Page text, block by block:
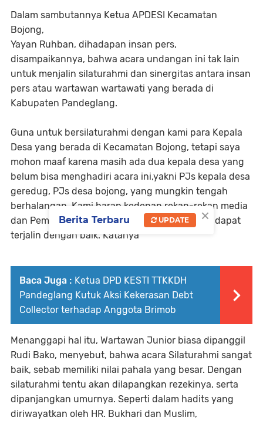
Dalam sambutannya Ketua APDESI Kecamatan
Bojong,
Yayan Ruhban, dihadapan insan pers,
disampaikannya, bahwa acara undangan ini tak lain
untuk menjalin silaturahmi dan sinergitas antara insan
pers atau wartawan wartawati yang berada di
Kabupaten Pandeglang.
Guna untuk bersilaturahmi dengan kami para Kepala
Desa yang berada di Kecamatan Bojong, tetapi saya
mohon maaf karena masih ada dua kepala desa yang
belum bisa menghadiri acara ini,yakni PJs kepala desa
geredug, PJs desa bojong, yang mungkin tengah
berhalangan. Kami harap kedepan rekan-rekan media
dan Pemerintahan Desa di Kecamatan Bojong dapat
terjalin dengan baik. Katanya
Baca Juga : Ketua DPD KESTI TTKKDH
Pandeglang Kutuk Aksi Kekerasan Debt
Collector terhadap Anggota Brimob
Menanggapi hal itu, Wartawan Junior biasa dipanggil
Rudi Bako, menyebut, bahwa acara Silaturahmi sangat
baik, sebab memiliki nilai pahala yang besar. Dengan
silaturahmi tentu akan dilapangkan rezekinya, serta
dipanjangkan umurnya. Seperti dalam hadits yang
diriwayatkan oleh HR. Bukhari dan Muslim,
×
Berita Terbaru UPDATE